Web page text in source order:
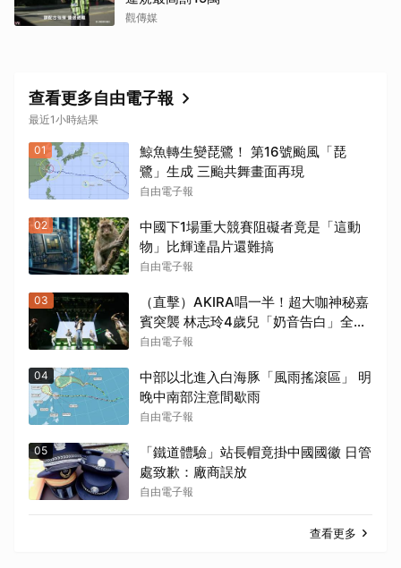
觀傳媒
查看更多自由電子報
最近1小時結果
01
鯨魚轉生變琵鷺！ 第16號颱風「琵
鷺」生成 三颱共舞畫面再現
自由電子報
02
中國下1場重大競賽阻礙者竟是「這動
物」比輝達晶片還難搞
自由電子報
03
（直擊）AKIRA唱一半！超大咖神秘嘉
賓突襲 林志玲4歲兒「奶音告白」全場
瘋了
自由電子報
04
中部以北進入白海豚「風雨搖滾區」 明
晚中南部注意間歇雨
自由電子報
05
「鐵道體驗」站長帽竟掛中國國徽 日管
處致歉：廠商誤放
自由電子報
查看更多